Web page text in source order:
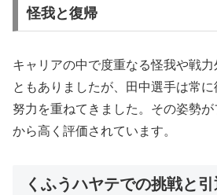
怪我と復帰
キャリアの中で度重なる怪我や戦
ともありましたが、田中選手は常
努力を重ねてきました。その姿勢
から高く評価されています。
くふうハヤテでの挑戦と